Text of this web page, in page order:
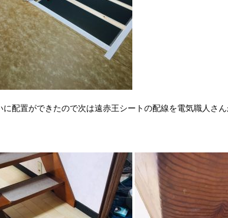
に配置ができたので次は遠赤王シートの配線を電気職人さ